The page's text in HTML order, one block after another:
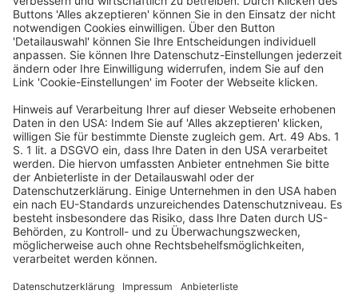
einen individuellen Kostenansatz entschieden.
Stattdessen werden die Gemein- und sonstigen
Betriebskosten ausschließlich in Form eines
pauschalen Betrages von 20 % der im Wirtschaftsjahr
entstandenen förderfähigen Aufwendungen erfasst.
Die finanzielle Auswirkung, mithin weniger
Steuereinnahmen, soll im Jahr 2025 ./. 1,01 Mrd. Euro,
2026 ./. 3,08 Mrd. Euro, 2027 ./. 4,7 Mrd. Euro, 2028 ./. 2,5
Mrd. Euro und 2029 ./. 336 Mio. Euro betragen. Der Staat
verzichtet damit in fünf Jahren auf ca. 11,6 Mrd. Euro
Steuern. Bei Gesamtsteuereinnahmen von 1 Bio. Euro
verbietet sich die Berechnung eines %-Satzes. So ist zu
befürchten, dass die Steuermindereinnahmen zu gering
sind, um nennenswerte Effekte zu entfalten, gleichwohl
zu groß, um von den Bundesländern geschultert zu
bestellt, diese auch bezahlen solle, was so viel heißt,